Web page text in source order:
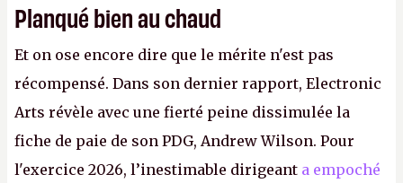
Planqué bien au chaud
Et on ose encore dire que le mérite n'est pas
récompensé. Dans son dernier rapport, Electronic
Arts révèle avec une fierté peine dissimulée la
fiche de paie de son PDG, Andrew Wilson. Pour
l'exercice 2026, l’inestimable dirigeant a empoché